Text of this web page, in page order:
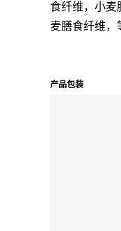
食纤维，小麦
麦膳食纤维，
产品包装